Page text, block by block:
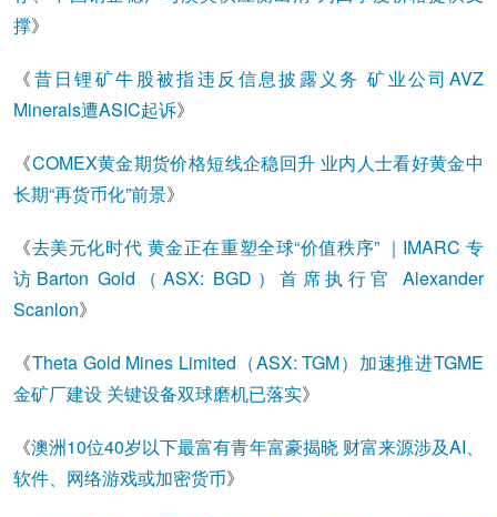
撑》
《昔日锂矿牛股被指违反信息披露义务 矿业公司AVZ
Minerals遭ASIC起诉》
《COMEX黄金期货价格短线企稳回升 业内人士看好黄金中
长期“再货币化”前景》
《去美元化时代 黄金正在重塑全球“价值秩序” ｜IMARC 专
访Barton Gold（ASX: BGD）首席执行官 Alexander
Scanlon》
《Theta Gold Mines Limited（ASX: TGM）加速推进TGME
金矿厂建设 关键设备双球磨机已落实》
《澳洲10位40岁以下最富有青年富豪揭晓 财富来源涉及AI、
软件、网络游戏或加密货币》